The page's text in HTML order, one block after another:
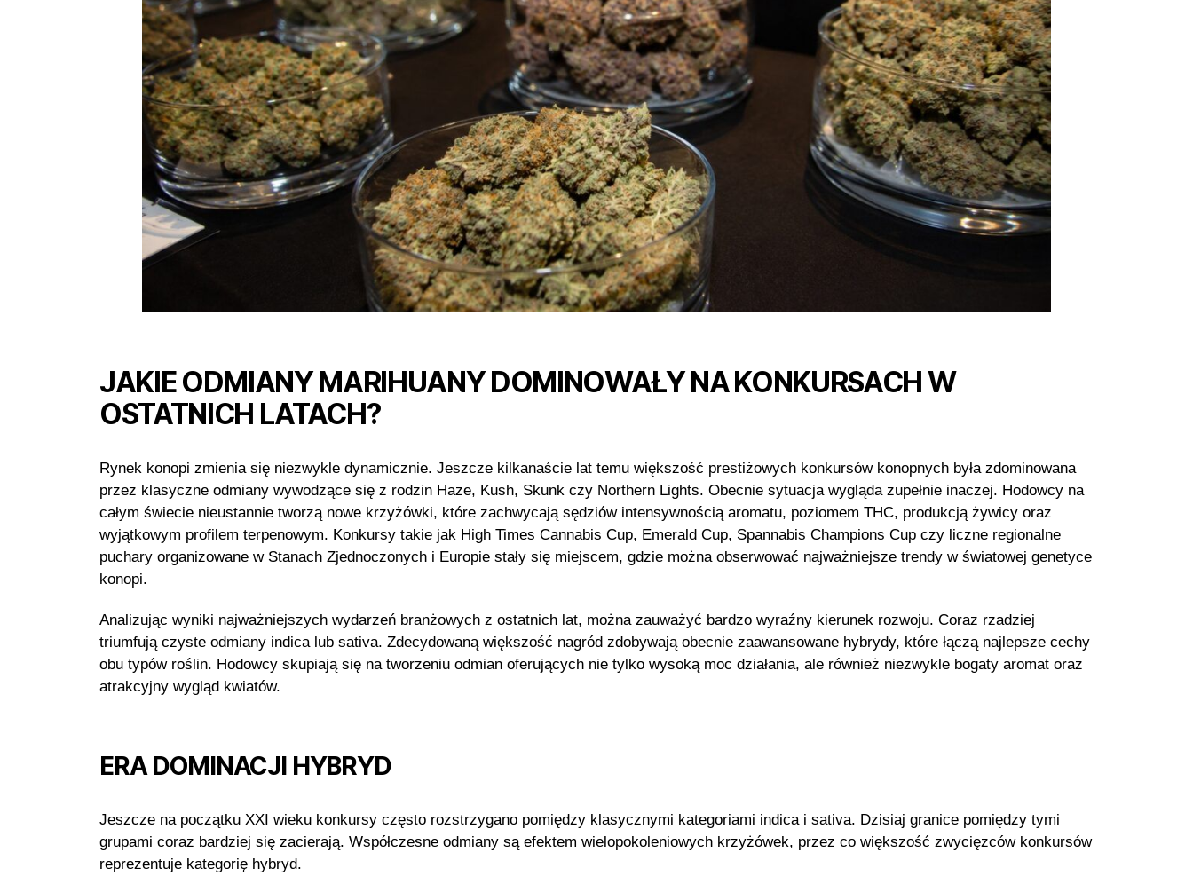
JAKIE ODMIANY MARIHUANY DOMINOWAŁY NA KONKURSACH W
OSTATNICH LATACH?
Rynek konopi zmienia się niezwykle dynamicznie. Jeszcze kilkanaście lat temu większość prestiżowych konkursów konopnych była zdominowana
przez klasyczne odmiany wywodzące się z rodzin Haze, Kush, Skunk czy Northern Lights. Obecnie sytuacja wygląda zupełnie inaczej. Hodowcy na
całym świecie nieustannie tworzą nowe krzyżówki, które zachwycają sędziów intensywnością aromatu, poziomem THC, produkcją żywicy oraz
wyjątkowym profilem terpenowym. Konkursy takie jak High Times Cannabis Cup, Emerald Cup, Spannabis Champions Cup czy liczne regionalne
puchary organizowane w Stanach Zjednoczonych i Europie stały się miejscem, gdzie można obserwować najważniejsze trendy w światowej genetyce
konopi.
Analizując wyniki najważniejszych wydarzeń branżowych z ostatnich lat, można zauważyć bardzo wyraźny kierunek rozwoju. Coraz rzadziej
triumfują czyste odmiany indica lub sativa. Zdecydowaną większość nagród zdobywają obecnie zaawansowane hybrydy, które łączą najlepsze cechy
obu typów roślin. Hodowcy skupiają się na tworzeniu odmian oferujących nie tylko wysoką moc działania, ale również niezwykle bogaty aromat oraz
atrakcyjny wygląd kwiatów.
ERA DOMINACJI HYBRYD
Jeszcze na początku XXI wieku konkursy często rozstrzygano pomiędzy klasycznymi kategoriami indica i sativa. Dzisiaj granice pomiędzy tymi
grupami coraz bardziej się zacierają. Współczesne odmiany są efektem wielopokoleniowych krzyżówek, przez co większość zwycięzców konkursów
reprezentuje kategorię hybryd.